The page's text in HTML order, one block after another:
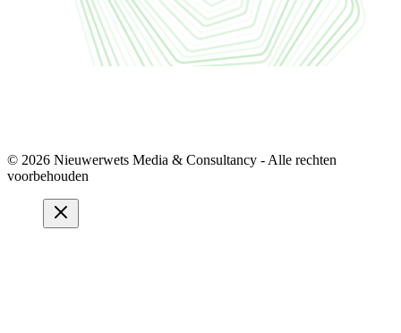
© 2026 Nieuwerwets Media & Consultancy - Alle rechten
voorbehouden